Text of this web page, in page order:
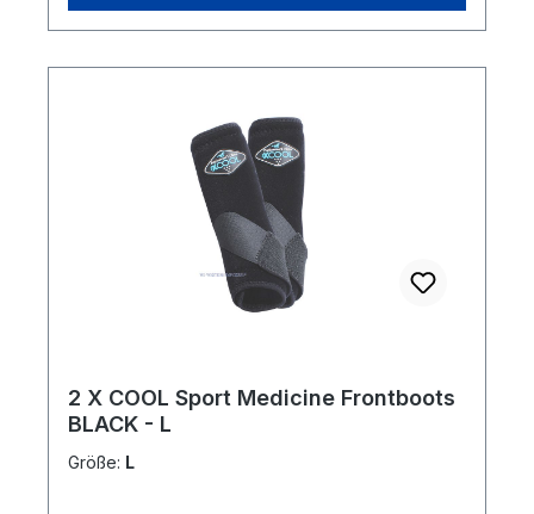
2 X COOL Sport Medicine Frontboots
BLACK - L
Größe: L